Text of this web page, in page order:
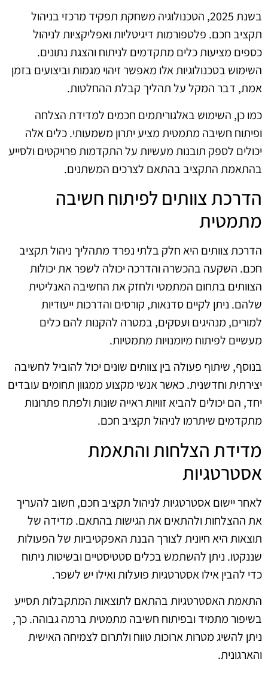
בשנת 2025, הטכנולוגיה משחקת תפקיד מרכזי בניהול
תקציב חכם. פלטפורמות דיגיטליות ואפליקציות לניהול
כספים מציעות כלים מתקדמים לניתוח והצגת נתונים.
השימוש בטכנולוגיות אלו מאפשר זיהוי מגמות וביצועים בזמן
אמת, דבר המקל על תהליך קבלת ההחלטות.
כמו כן, השימוש באלגוריתמים חכמים למדידת הצלחה
ופיתוח חשיבה מתמטית מציע יתרון משמעותי. כלים אלה
יכולים לספק תובנות מעשיות על התקדמות פרויקטים ולסייע
בהתאמת התקציב בהתאם לצרכים המשתנים.
הדרכת צוותים לפיתוח חשיבה
מתמטית
הדרכת צוותים היא חלק בלתי נפרד מתהליך ניהול תקציב
חכם. השקעה בהכשרה והדרכה יכולה לשפר את יכולות
הצוותים בתחום המתמטי ולחזק את החשיבה האנליטית
שלהם. ניתן לקיים סדנאות, קורסים והדרכות ייעודיות
למורים, מנהיגים ועסקים, במטרה להקנות להם כלים
מעשיים לפיתוח מיומנויות מתמטיות.
בנוסף, שיתוף פעולה בין צוותים שונים יכול להוביל לחשיבה
יצירתית וחדשנית. כאשר אנשי מקצוע ממגוון תחומים עובדים
יחד, הם יכולים להביא זוויות ראייה שונות ולפתח פתרונות
מתקדמים שיתרמו לניהול תקציב חכם.
מדידת הצלחות והתאמת
אסטרטגיות
לאחר יישום אסטרטגיות לניהול תקציב חכם, חשוב להעריך
את ההצלחות ולהתאים את הגישות בהתאם. מדידה של
תוצאות היא חיונית לצורך הבנת האפקטיביות של הפעולות
שננקטו. ניתן להשתמש בכלים סטטיסטיים ובשיטות ניתוח
כדי להבין אילו אסטרטגיות פועלות ואילו יש לשפר.
התאמת האסטרטגיות בהתאם לתוצאות המתקבלות תסייע
בשיפור מתמיד ובפיתוח חשיבה מתמטית ברמה גבוהה. כך,
ניתן להשיג מטרות ארוכות טווח ולתרום לצמיחה האישית
והארגונית.